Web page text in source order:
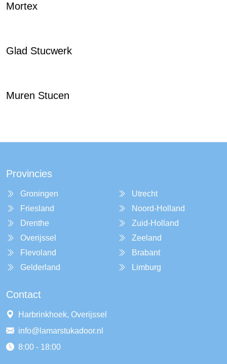
Mortex
Glad Stucwerk
Muren Stucen
Provincies
Groningen
Friesland
Drenthe
Overijssel
Flevoland
Gelderland
Utrecht
Noord-Holland
Zuid-Holland
Zeeland
Brabant
Limburg
Contact
Harbrinkhoek, Overijssel
info@lamarstukadoor.nl
8:00 - 18:00